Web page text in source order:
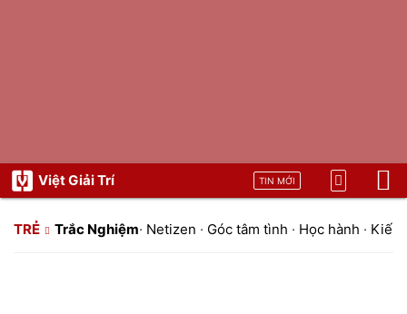
Việt Giải Trí TIN MỚI
TRẺ Trắc Nghiệm· Netizen · Góc tâm tình · Học hành · Kiến